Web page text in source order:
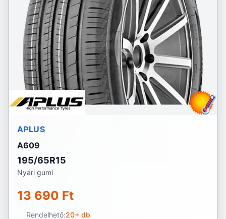
APLUS
A609
195/65R15
Nyári gumi
13 690 Ft
Rendelhető:20+ db